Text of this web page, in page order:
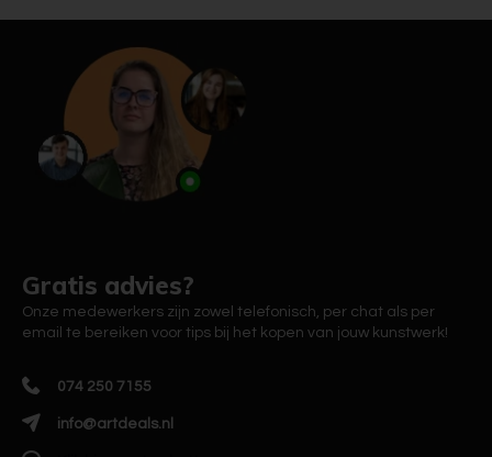
Gratis advies?
Onze medewerkers zijn zowel telefonisch, per chat als per
email te bereiken voor tips bij het kopen van jouw kunstwerk!
074 250 7155
info@artdeals.nl